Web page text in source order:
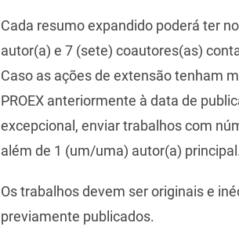
Cada resumo expandido poderá ter
autor(a) e 7 (sete) coautores(as)
Caso as ações de extensão tenham
PROEX anteriormente à data de
excepcional, enviar trabalhos com
além de 1 (um/uma) autor(a) principal.
Os trabalhos devem ser originais e
previamente publicados.